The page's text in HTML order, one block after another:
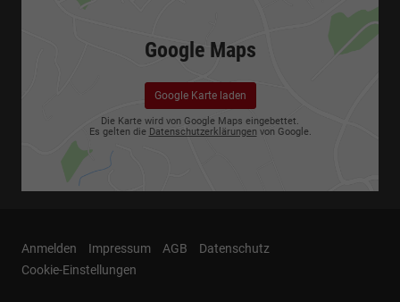
Google Maps
Google Karte laden
Die Karte wird von Google Maps eingebettet.
Es gelten die Datenschutzerklärungen von Google.
Anmelden Impressum AGB
Datenschutz
Cookie-Einstellungen